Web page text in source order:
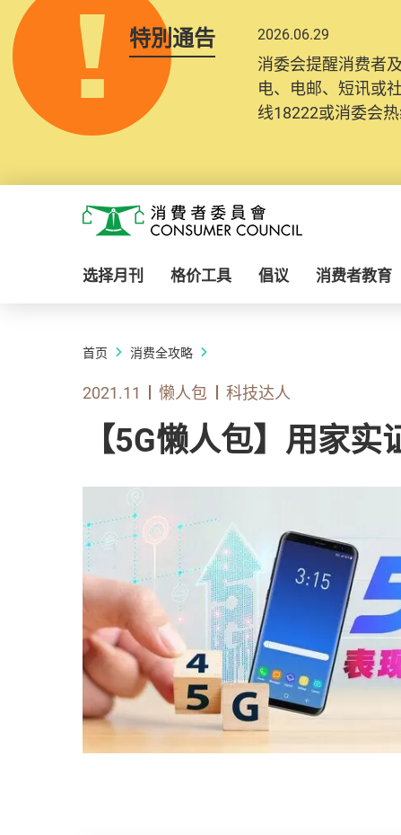
特別通告 2026.06.29
消委会提醒消费者
电、电邮、短讯或
线18222或消委会
消费者委员会
选择月刊 格价工具 倡议 消费者教育
首页 消费全攻略
2021.11 懒人包 科技达人
【5G懒人包】用家实